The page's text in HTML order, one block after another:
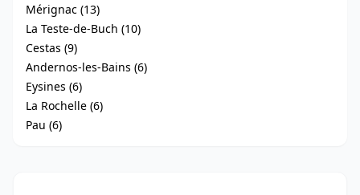
Mérignac (13)
La Teste-de-Buch (10)
Cestas (9)
Andernos-les-Bains (6)
Eysines (6)
La Rochelle (6)
Pau (6)